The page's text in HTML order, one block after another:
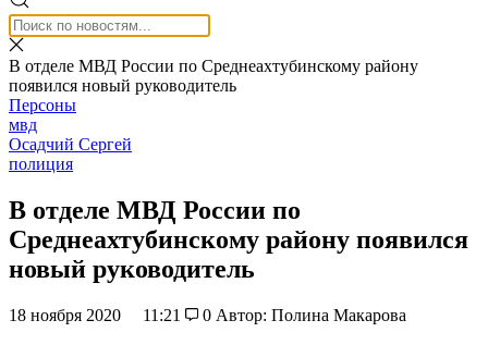
В отделе МВД России по Среднеахтубинскому району
появился новый руководитель
Персоны
мвд
Осадчий Сергей
полиция
В отделе МВД России по
Среднеахтубинскому району появился
новый руководитель
18 ноября 2020 11:21 0 Автор: Полина Макарова